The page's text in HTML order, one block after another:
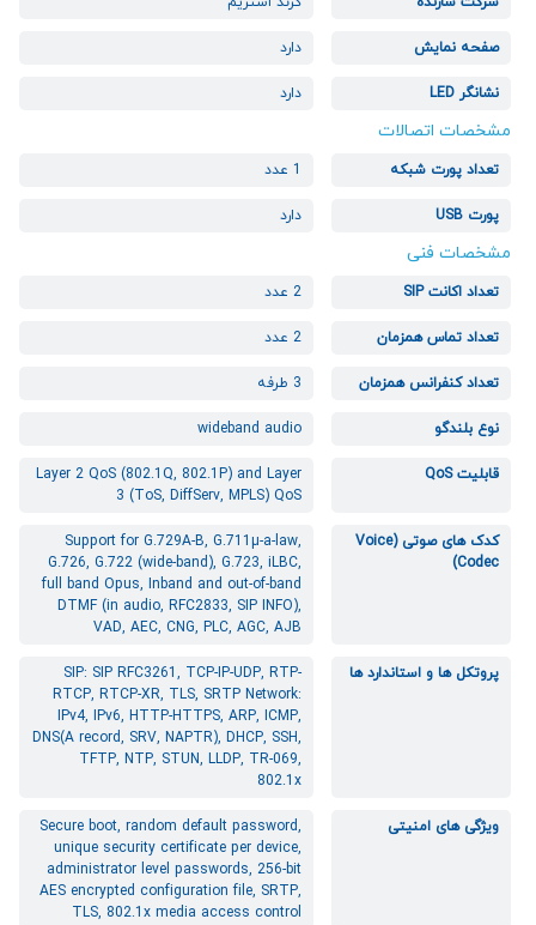
صفحه نمایش دارد
نشانگر LED دارد
مشخصات اتصالات
تعداد پورت شبکه 1 عدد
پورت USB دارد
مشخصات فنی
تعداد اکانت SIP 2 عدد
تعداد تماس همزمان 2 عدد
تعداد کنفرانس همزمان 3 طرفه
نوع بلندگو wideband audio
قابلیت QoS
Layer 2 QoS (802.1Q, 802.1P) and Layer
3 (ToS, DiffServ, MPLS) QoS
کدک های صوتی (Voice
Codec)
Support for G.729A-B, G.711µ-a-law,
G.726, G.722 (wide-band), G.723, iLBC,
full band Opus, Inband and out-of-band
DTMF (in audio, RFC2833, SIP INFO),
VAD, AEC, CNG, PLC, AGC, AJB
پروتکل ها و استاندارد ها
SIP: SIP RFC3261, TCP-IP-UDP, RTP-
RTCP, RTCP-XR, TLS, SRTP Network:
IPv4, IPv6, HTTP-HTTPS, ARP, ICMP,
DNS(A record, SRV, NAPTR), DHCP, SSH,
TFTP, NTP, STUN, LLDP, TR-069,
802.1x
ویژگی های امنیتی
Secure boot, random default password,
unique security certificate per device,
administrator level passwords, 256-bit
AES encrypted configuration file, SRTP,
TLS, 802.1x media access control